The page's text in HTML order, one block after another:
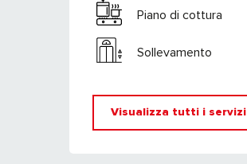
Piano di cottura
Sollevamento
Visualizza tutti i servizi